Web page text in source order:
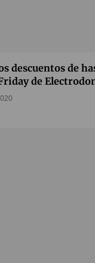
descuentos de
de